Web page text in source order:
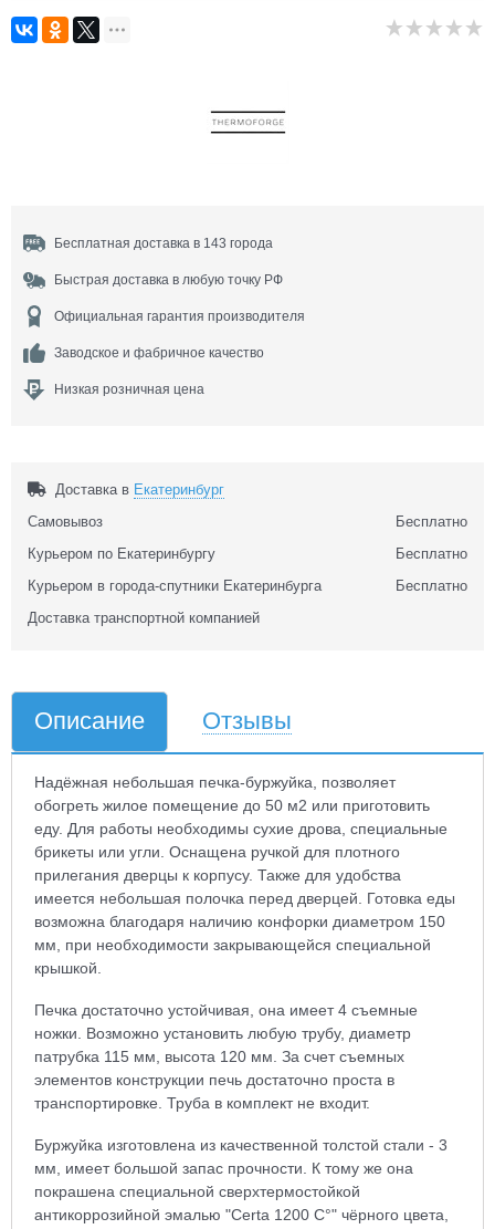
Бесплатная доставка в 143 города
Быстрая доставка в любую точку РФ
Официальная гарантия производителя
Заводское и фабричное качество
Низкая розничная цена
Доставка в Екатеринбург
Самовывоз
Бесплатно
Курьером по Екатеринбургу
Бесплатно
Курьером в города-спутники Екатеринбурга
Бесплатно
Доставка транспортной компанией
Описание Отзывы
Надёжная небольшая печка-буржуйка, позволяет
обогреть жилое помещение до 50 м2 или приготовить
еду. Для работы необходимы сухие дрова, специальные
брикеты или угли. Оснащена ручкой для плотного
прилегания дверцы к корпусу. Также для удобства
имеется небольшая полочка перед дверцей. Готовка еды
возможна благодаря наличию конфорки диаметром 150
мм, при необходимости закрывающейся специальной
крышкой.
Печка достаточно устойчивая, она имеет 4 съемные
ножки. Возможно установить любую трубу, диаметр
патрубка 115 мм, высота 120 мм. За счет съемных
элементов конструкции печь достаточно проста в
транспортировке. Труба в комплект не входит.
Буржуйка изготовлена из качественной толстой стали - 3
мм, имеет большой запас прочности. К тому же она
покрашена специальной сверхтермостойкой
антикоррозийной эмалью "Certa 1200 С°" чёрного цвета,